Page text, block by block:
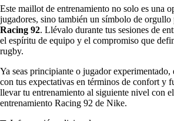
Este maillot de entrenamiento no solo es una
jugadores, sino también un símbolo de orgullo
Racing 92. Llévalo durante tus sesiones de
el espíritu de equipo y el compromiso que
rugby.
Ya seas principiante o jugador
con tus expectativas en términos de confort y
llevar tu entrenamiento al siguiente nivel con
entrenamiento Racing 92 de Nike.